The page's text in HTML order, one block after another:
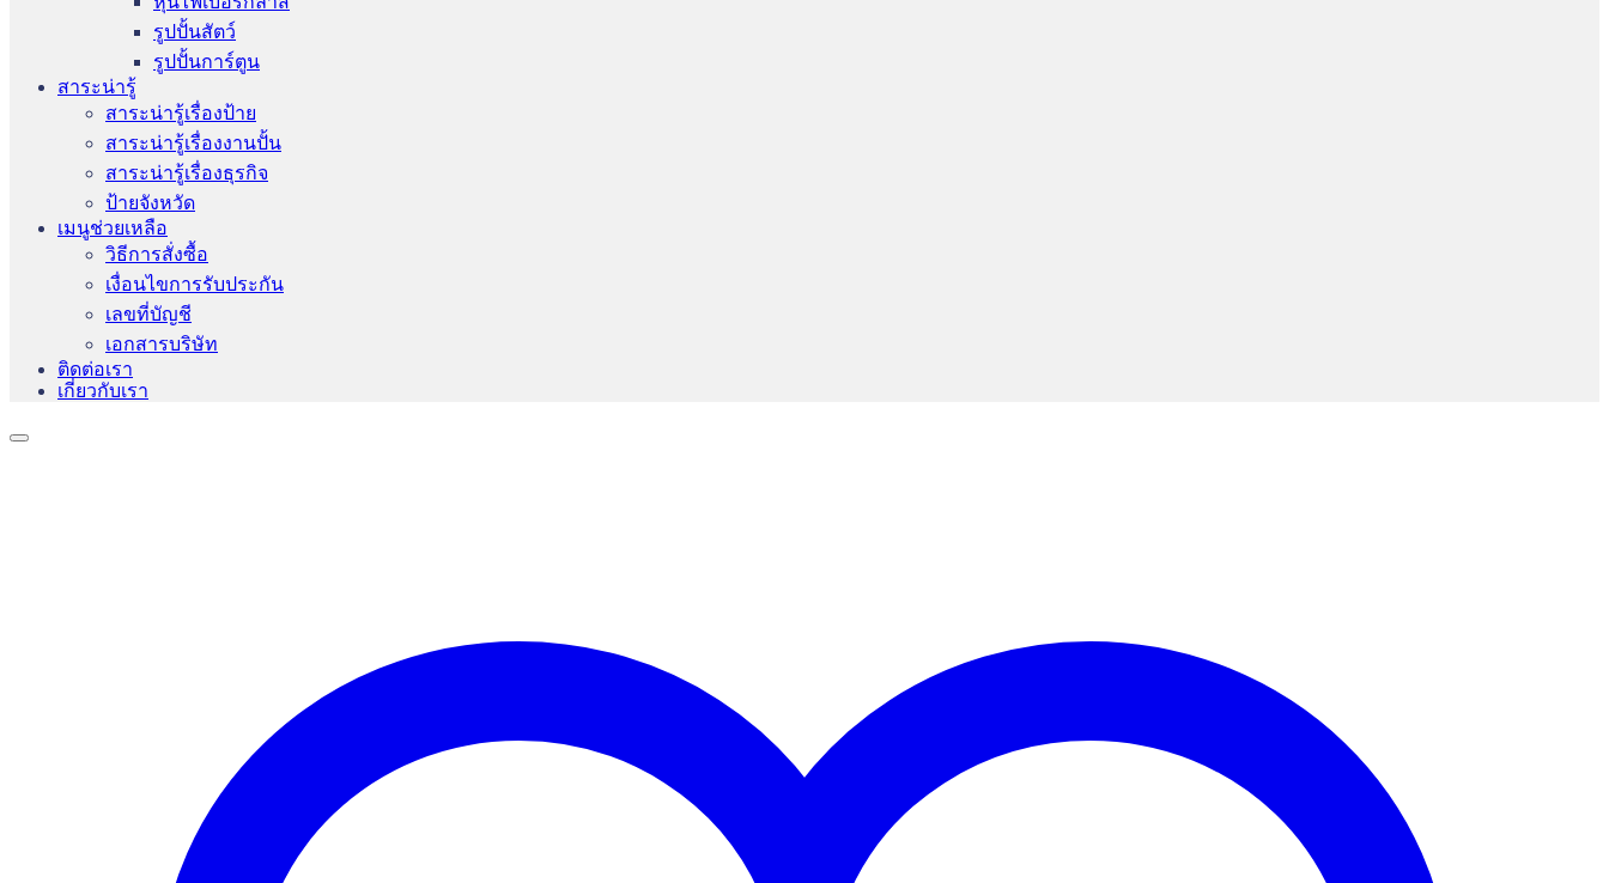
รูปปั้นสัตว์
รูปปั้นการ์ตูน
สาระน่ารู้
สาระน่ารู้เรื่องป้าย
สาระน่ารู้เรื่องงานปั้น
สาระน่ารู้เรื่องธุรกิจ
ป้ายจังหวัด
เมนูช่วยเหลือ
วิธีการสั่งซื้อ
เงื่อนไขการรับประกัน
เลขที่บัญชี
เอกสารบริษัท
ติดต่อเรา
เกี่ยวกับเรา